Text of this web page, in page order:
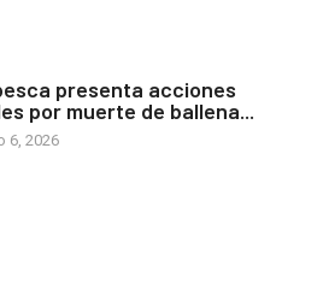
presenta acciones
por muerte de ballena...
6, 2026